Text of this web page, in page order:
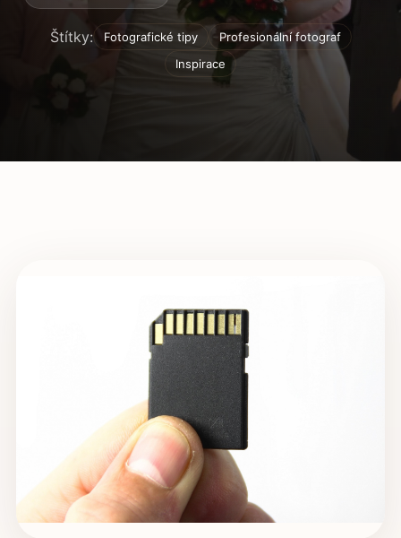
Štítky: Fotografické tipy
Profesionální fotograf
Inspirace